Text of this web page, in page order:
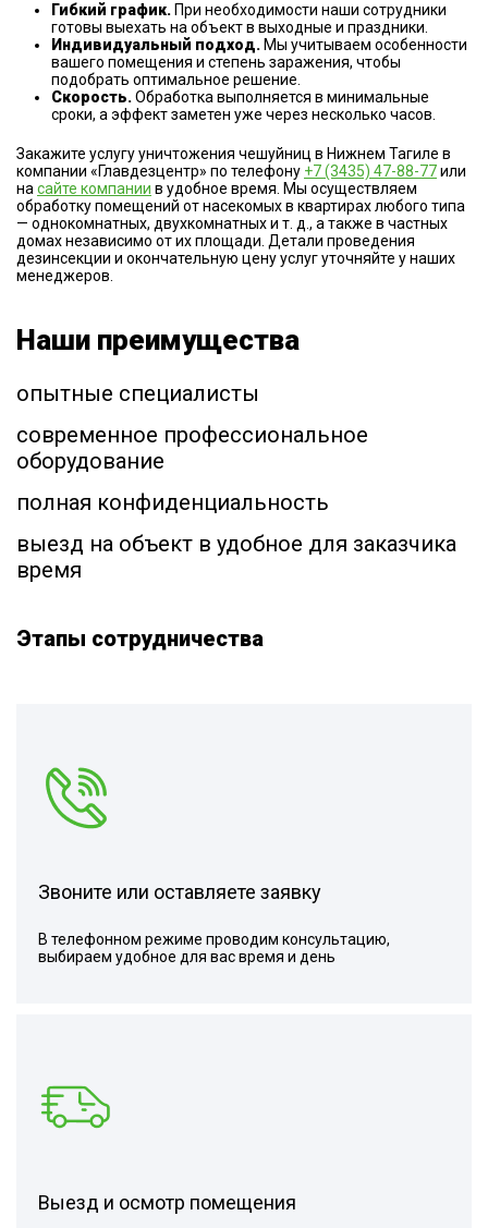
Гибкий график. При необходимости наши сотрудники
готовы выехать на объект в выходные и праздники.
Индивидуальный подход. Мы учитываем особенности
вашего помещения и степень заражения, чтобы
подобрать оптимальное решение.
Скорость.Обработка выполняется в минимальные
сроки, а эффект заметен уже через несколько часов.
Закажите услугу уничтожения чешуйниц в Нижнем Тагиле в
компании «Главдезцентр» по телефону +7 (3435) 47-88-77или
на сайте компании в удобное время. Мы осуществляем
обработку помещений от насекомых в квартирах любого типа
— однокомнатных, двухкомнатных и т. д., а также в частных
домах независимо от их площади. Детали проведения
дезинсекции и окончательную цену услуг уточняйте у наших
менеджеров.
Наши преимущества
опытные специалисты
современное профессиональное
оборудование
полная конфиденциальность
выезд на объект в удобное для заказчика
время
Этапы сотрудничества
Звоните или оставляете заявку
В телефонном режиме проводим консультацию,
выбираем удобное для вас время и день
Выезд и осмотр помещения